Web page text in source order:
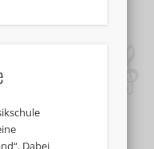
Dabei